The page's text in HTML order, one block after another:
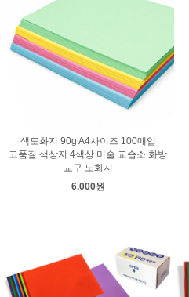
색도화지 90g A4사이즈 100매입
고품질 색상지 4색상 미술 교습소 화방
교구 도화지
6,000원